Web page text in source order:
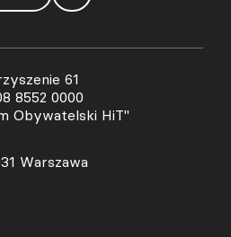
61
8552 0000
Obywatelski HiT"
Warszawa